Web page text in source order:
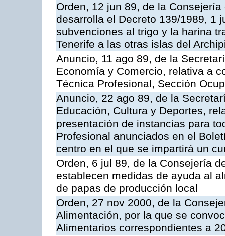
Orden, 12 jun 89, de la
desarrolla el Decreto 139/1989, 1
subvenciones al trigo y la harina
Tenerife a las otras islas del
Anuncio, 11 ago 89, de la
Economía y Comercio, relativa a
Técnica Profesional, Sección
Anuncio, 22 ago 89, de la
Educación, Cultura y Deportes,
presentación de instancias para
Profesional anunciados en el
centro en el que se impartirá un
Orden, 6 jul 89, de la Consejería
establecen medidas de ayuda al
de papas de producción local
Orden, 27 nov 2000, de la
Alimentación, por la que se
Alimentarios correspondientes a